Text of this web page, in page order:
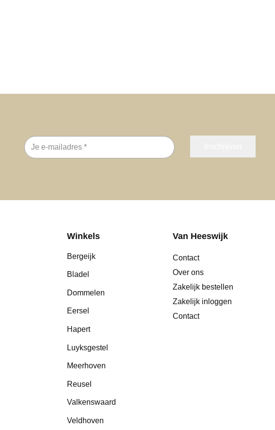
E-
mailadres
Winkels
Bergeijk
Bladel
Dommelen
Eersel
Hapert
Luyksgestel
Meerhoven
Reusel
Valkenswaard
Veldhoven
Van Heeswijk
Contact
Over ons
Zakelijk bestellen
Zakelijk inloggen
Contact